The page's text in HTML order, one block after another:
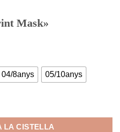
Mask»
04/8anys 05/10anys
Mask"
LA CISTELLA